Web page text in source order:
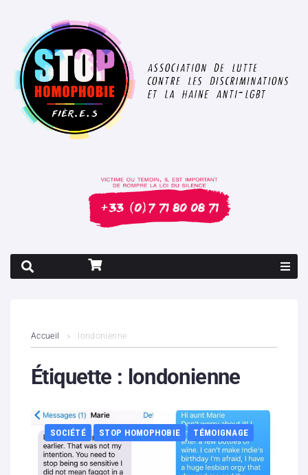
Contenus litigieux
Boutique
Partenaires
Accueil londonienne
Étiquette : londonienne
SOCIÉTÉ STOP HOMOPHOBIE TÉMOIGNAGE